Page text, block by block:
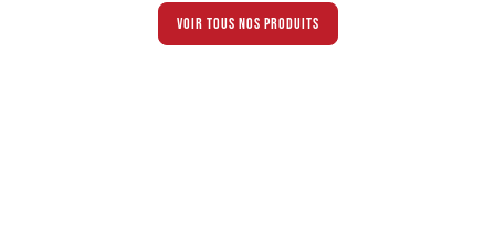
Voir tous nos produits